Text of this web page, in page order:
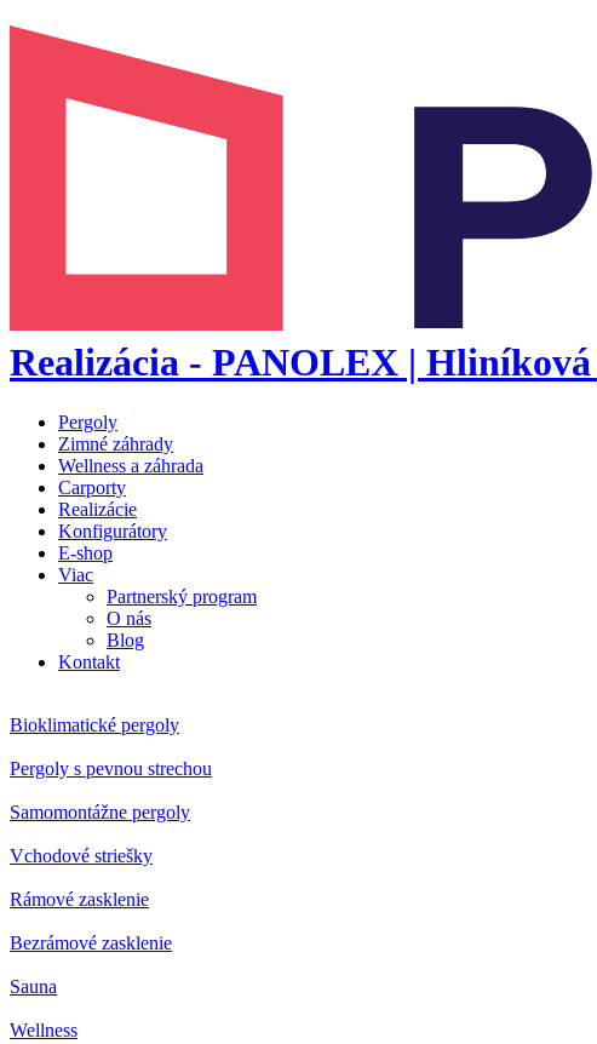
Realizácia - PANOLEX |
Pergoly
Zimné záhrady
Wellness a záhrada
Carporty
Realizácie
Konfigurátory
E-shop
Viac
Partnerský program
O nás
Blog
Kontakt
Bioklimatické pergoly
Pergoly s pevnou strechou
Samomontážne pergoly
Vchodové striešky
Rámové zasklenie
Bezrámové zasklenie
Sauna
Wellness